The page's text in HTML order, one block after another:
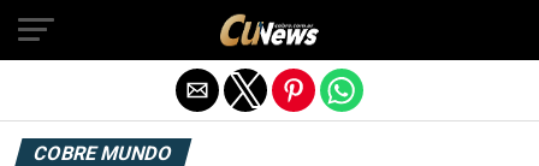
COBRE MUNDO
Exit mobile version